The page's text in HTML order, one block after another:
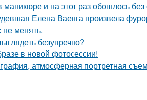
и на этот раз обошлось без
Елена Ваенга произвела
менять.
безупречно?
в новой фотосессии!
атмосферная портретная